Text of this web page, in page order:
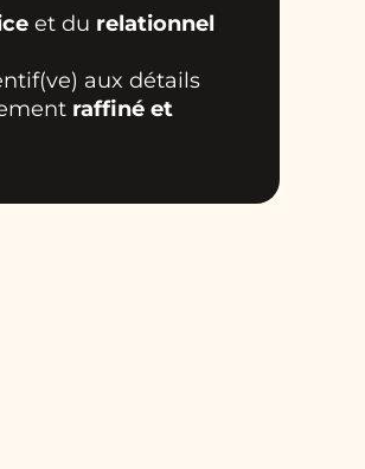
et du relationnel
aux détails
raffiné et